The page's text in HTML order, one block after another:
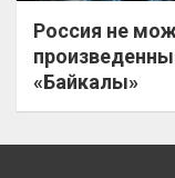
Россия не
«Байкалы»